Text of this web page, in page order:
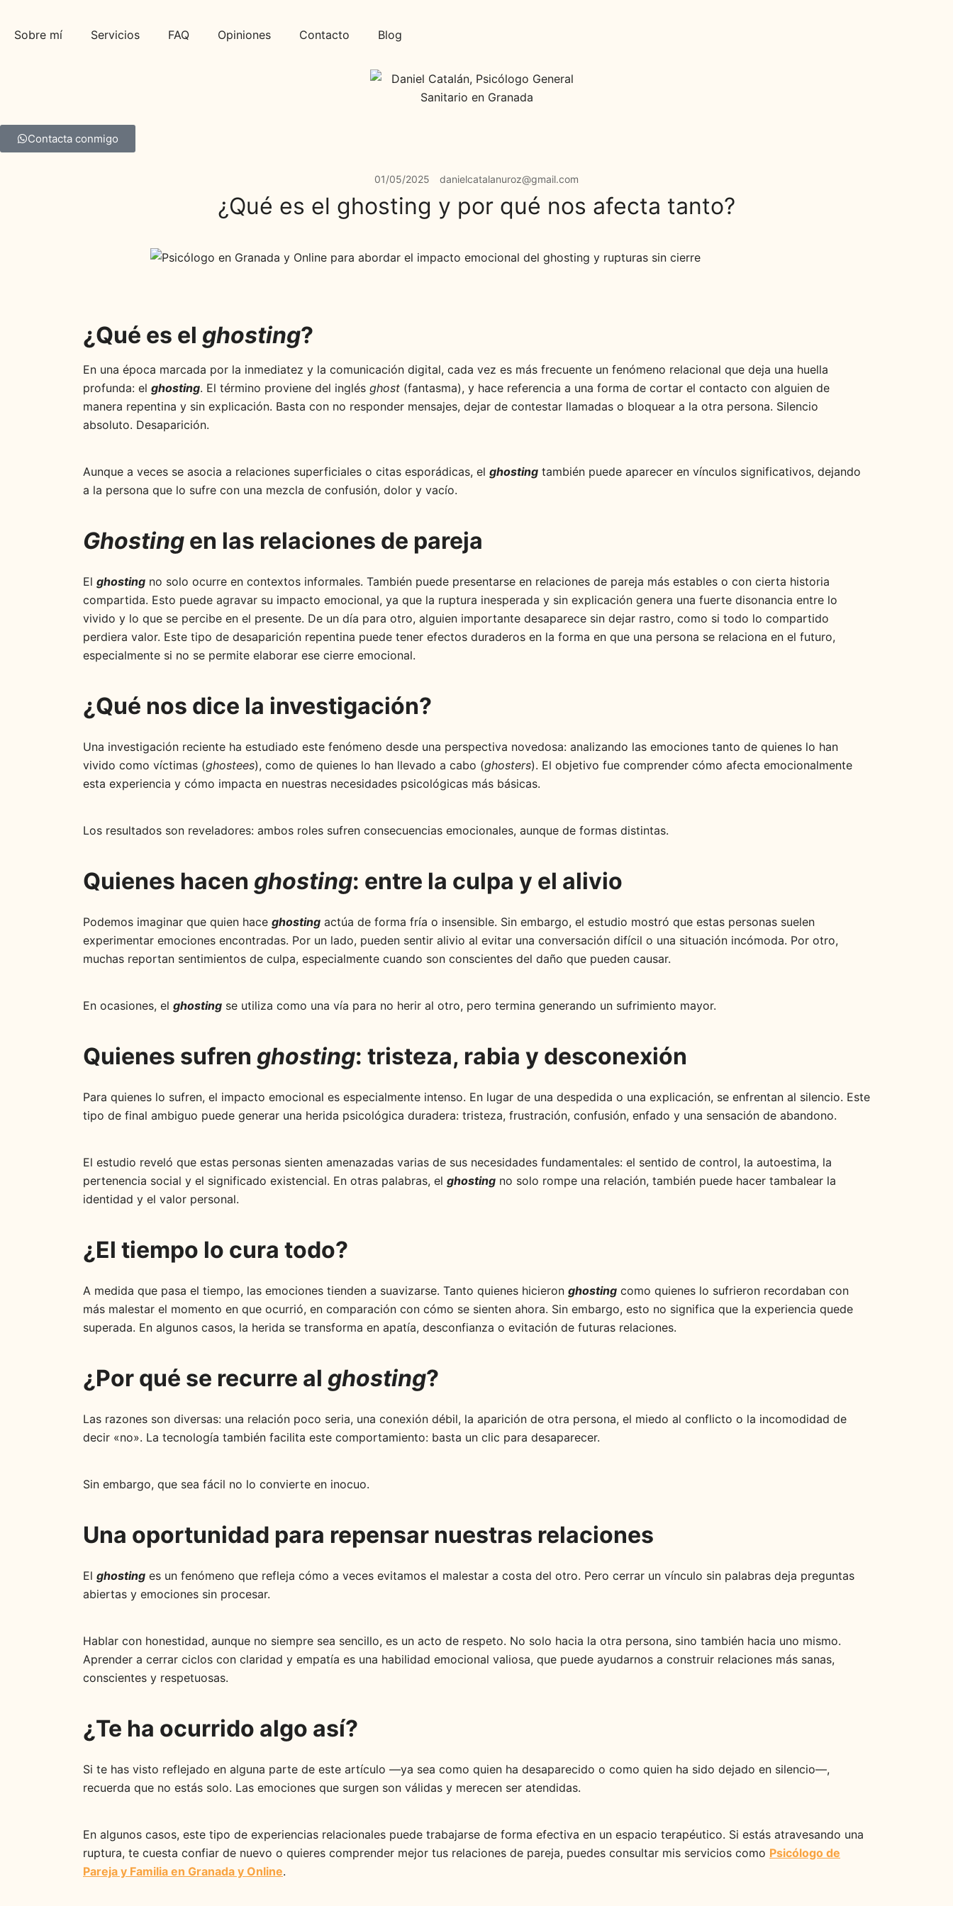
Sobre mí Servicios FAQ Opiniones Contacto Blog
Contacta conmigo
01/05/2025 danielcatalanuroz@gmail.com
¿Qué es el ghosting y por qué nos afecta tanto?
¿Qué es el ghosting?
En una época marcada por la inmediatez y la comunicación digital, cada vez es más frecuente un fenómeno relacional que deja una huella
profunda: el ghosting. El término proviene del inglés ghost (fantasma), y hace referencia a una forma de cortar el contacto con alguien de
manera repentina y sin explicación. Basta con no responder mensajes, dejar de contestar llamadas o bloquear a la otra persona. Silencio
absoluto. Desaparición.
Aunque a veces se asocia a relaciones superficiales o citas esporádicas, el ghosting también puede aparecer en vínculos significativos, dejando
a la persona que lo sufre con una mezcla de confusión, dolor y vacío.
Ghosting en las relaciones de pareja
El ghosting no solo ocurre en contextos informales. También puede presentarse en relaciones de pareja más estables o con cierta historia
compartida. Esto puede agravar su impacto emocional, ya que la ruptura inesperada y sin explicación genera una fuerte disonancia entre lo
vivido y lo que se percibe en el presente. De un día para otro, alguien importante desaparece sin dejar rastro, como si todo lo compartido
perdiera valor. Este tipo de desaparición repentina puede tener efectos duraderos en la forma en que una persona se relaciona en el futuro,
especialmente si no se permite elaborar ese cierre emocional.
¿Qué nos dice la investigación?
Una investigación reciente ha estudiado este fenómeno desde una perspectiva novedosa: analizando las emociones tanto de quienes lo han
vivido como víctimas (ghostees), como de quienes lo han llevado a cabo (ghosters). El objetivo fue comprender cómo afecta emocionalmente
esta experiencia y cómo impacta en nuestras necesidades psicológicas más básicas.
Los resultados son reveladores: ambos roles sufren consecuencias emocionales, aunque de formas distintas.
Quienes hacen ghosting: entre la culpa y el alivio
Podemos imaginar que quien hace ghosting actúa de forma fría o insensible. Sin embargo, el estudio mostró que estas personas suelen
experimentar emociones encontradas. Por un lado, pueden sentir alivio al evitar una conversación difícil o una situación incómoda. Por otro,
muchas reportan sentimientos de culpa, especialmente cuando son conscientes del daño que pueden causar.
En ocasiones, el ghosting se utiliza como una vía para no herir al otro, pero termina generando un sufrimiento mayor.
Quienes sufren ghosting: tristeza, rabia y desconexión
Para quienes lo sufren, el impacto emocional es especialmente intenso. En lugar de una despedida o una explicación, se enfrentan al silencio. Este
tipo de final ambiguo puede generar una herida psicológica duradera: tristeza, frustración, confusión, enfado y una sensación de abandono.
El estudio reveló que estas personas sienten amenazadas varias de sus necesidades fundamentales: el sentido de control, la autoestima, la
pertenencia social y el significado existencial. En otras palabras, el ghosting no solo rompe una relación, también puede hacer tambalear la
identidad y el valor personal.
¿El tiempo lo cura todo?
A medida que pasa el tiempo, las emociones tienden a suavizarse. Tanto quienes hicieron ghosting como quienes lo sufrieron recordaban con
más malestar el momento en que ocurrió, en comparación con cómo se sienten ahora. Sin embargo, esto no significa que la experiencia quede
superada. En algunos casos, la herida se transforma en apatía, desconfianza o evitación de futuras relaciones.
¿Por qué se recurre al ghosting?
Las razones son diversas: una relación poco seria, una conexión débil, la aparición de otra persona, el miedo al conflicto o la incomodidad de
decir «no». La tecnología también facilita este comportamiento: basta un clic para desaparecer.
Sin embargo, que sea fácil no lo convierte en inocuo.
Una oportunidad para repensar nuestras relaciones
El ghosting es un fenómeno que refleja cómo a veces evitamos el malestar a costa del otro. Pero cerrar un vínculo sin palabras deja preguntas
abiertas y emociones sin procesar.
Hablar con honestidad, aunque no siempre sea sencillo, es un acto de respeto. No solo hacia la otra persona, sino también hacia uno mismo.
Aprender a cerrar ciclos con claridad y empatía es una habilidad emocional valiosa, que puede ayudarnos a construir relaciones más sanas,
conscientes y respetuosas.
¿Te ha ocurrido algo así?
Si te has visto reflejado en alguna parte de este artículo —ya sea como quien ha desaparecido o como quien ha sido dejado en silencio—,
recuerda que no estás solo. Las emociones que surgen son válidas y merecen ser atendidas.
En algunos casos, este tipo de experiencias relacionales puede trabajarse de forma efectiva en un espacio terapéutico. Si estás atravesando una
ruptura, te cuesta confiar de nuevo o quieres comprender mejor tus relaciones de pareja, puedes consultar mis servicios como Psicólogo de
Pareja y Familia en Granada y Online.